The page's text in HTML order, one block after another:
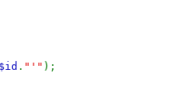
$id . "'" );